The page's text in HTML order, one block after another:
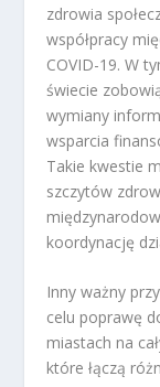
zdrowia
współpracy
COVID-19. W
świecie
wymiany
wsparcia
Takie kwestie
szczytów
koordynację
Inny ważny
celu poprawę
miastach na
które łączą